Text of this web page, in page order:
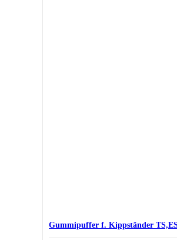
Gummipuffer f. Kippständer